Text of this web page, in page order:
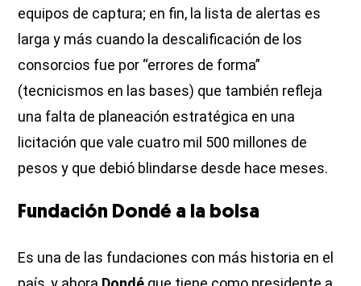
equipos de captura; en fin, la lista de alertas es
larga y más cuando la descalificación de los
consorcios fue por “errores de forma”
(tecnicismos en las bases) que también refleja
una falta de planeación estratégica en una
licitación que vale cuatro mil 500 millones de
pesos y que debió blindarse desde hace meses.
Fundación Dondé a la bolsa
Es una de las fundaciones con más historia en el